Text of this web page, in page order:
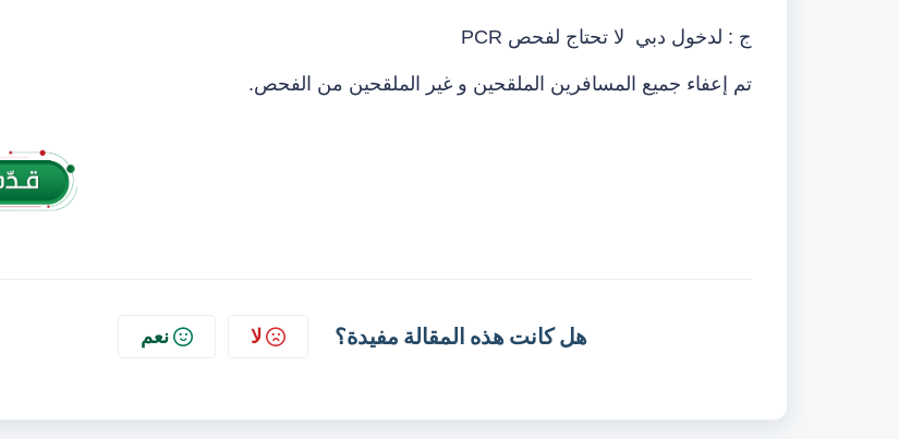
ج : لدخول دبي لا تحتاج لفحص PCR
تم إعفاء جميع المسافرين الملقحين و غير الملقحين من الفحص.
هل كانت هذه المقالة مفيدة؟ لا نعم